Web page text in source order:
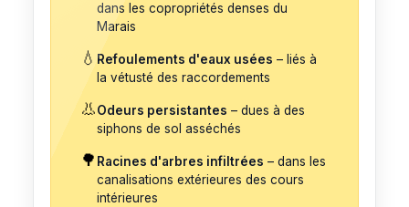
dans les copropriétés denses du
Marais
💧 Refoulements d'eaux usées – liés à
la vétusté des raccordements
👃Odeurs persistantes – dues à des
siphons de sol asséchés
🌳 Racines d'arbres infiltrées – dans les
canalisations extérieures des cours
intérieures